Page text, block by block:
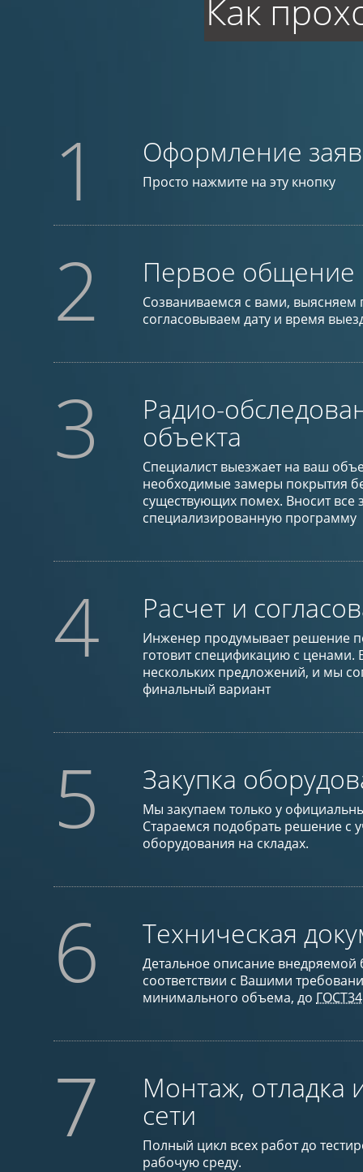
Как
Оформление
Просто нажмите на эту кнопку
1
Первое общение
Созваниваемся с вами, выясняем
согласовываем дату и время
2
Радио-
объекта
Специалист выезжает на ваш
необходимые замеры покрытия
существующих помех. Вносит все
специализированную программу
3
Расчет и
Инженер продумывает решение
готовит спецификацию с ценами.
нескольких предложений, и мы
финальный вариант
4
Закупка
Мы закупаем только у
Стараемся подобрать решение с
оборудования на складах.
5
Техническая
Детальное описание внедряемой
соответствии с Вашими
минимального объема, до ГОСТ34
6
Монтаж, отладка
сети
Полный цикл всех работ до
рабочую среду.
7